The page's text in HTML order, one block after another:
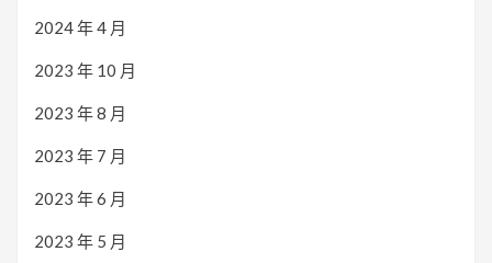
2024 年 4 月
2023 年 10 月
2023 年 8 月
2023 年 7 月
2023 年 6 月
2023 年 5 月